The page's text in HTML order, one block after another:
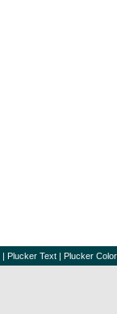
| Plucker Text | Plucker Color